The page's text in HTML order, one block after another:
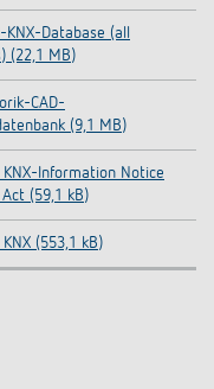
KNX-Database (all
(22,1 MB)
CAD-
(9,1 MB)
KNX-Information Notice
(59,1 kB)
KNX (553,1 kB)